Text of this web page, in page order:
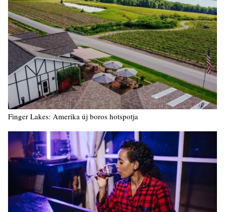
Finger Lakes: Amerika új boros hotspotja